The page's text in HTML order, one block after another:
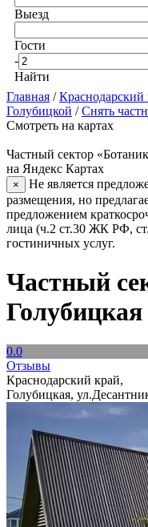
Выезд
Гости
-
Найти
Главная /Краснодарский
Голубицкой /Снять
Смотреть на картах
Частный сектор
на Яндекс Картах
×
Не является
размещения, но
предложением
лица (ч.2 ст.30 ЖК РФ,
гостиничных услуг.
Частный
Голубицкая
0.0
Отзывы
Краснодарский край,
Голубицкая,